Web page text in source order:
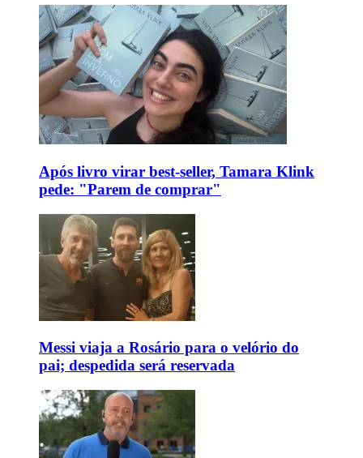
Após livro virar best-seller, Tamara Klink
pede: "Parem de comprar"
Messi viaja a Rosário para o velório do
pai; despedida será reservada